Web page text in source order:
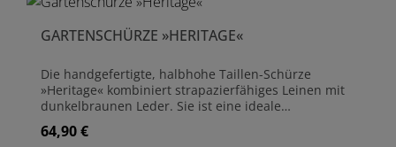
GARTENSCHÜRZE »HERITAGE«
Die handgefertigte, halbhohe Taillen-Schürze
»Heritage« kombiniert strapazierfähiges Leinen mit
dunkelbraunen Leder. Sie ist eine ideale
Gartenschürze und bietet Platz für die oft
benötigten Handwerkzeuge. Über den beiden
Regulärer Preis:
64,90 €